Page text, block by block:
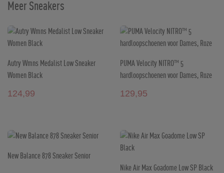
Meer Sneakers
Autry Wmns Medalist Low Sneaker
Women Black
124,99
PUMA Velocity NITRO™ 5
hardloopschoenen voor Dames, Roze
129,95
New Balance 878 Sneaker Senior
Nike Air Max Goadome Low SP Black